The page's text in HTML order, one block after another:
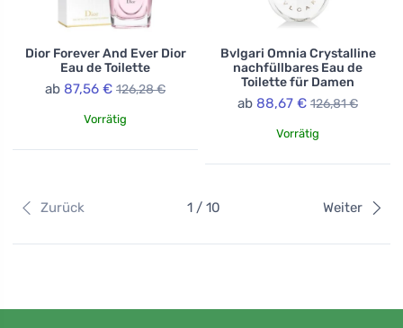
Dior Forever And Ever Dior
Eau de Toilette
ab 87,56 € 126,28 €
Vorrätig
Bvlgari Omnia Crystalline
nachfüllbares Eau de
Toilette für Damen
ab 88,67 € 126,81 €
Vorrätig
Zurück 1 / 10 Weiter